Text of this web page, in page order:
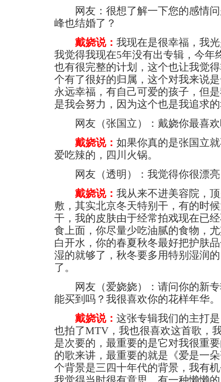
网友：很想了解一下您的感情问
峰也结婚了？
戴娆说： 我现在是很幸福，我
我觉得我现在5年没有出专辑，今年
也有很完整的计划，这个也让我觉
个有了很好的归属，这个对我来说
永远幸福，有自己可爱的孩子，但
是我会努力，因为这个也是我追求
网友（张国立）：戴娆你最喜欢
戴娆说： 如果你真的是张国立
爱吃辣的，四川火锅。
网友（透明）：我觉得你很漂亮
戴娆说： 我从来不进美容院，
敷，其实北京冬天特别干，有的时
干，我的皮肤由于经常拍戏现在已
食上面，你尽量少吃油腻的食物，
白开水，你的春夏秋冬最好把护肤
湿的就够了，秋冬要多用特别湿润
了。
网友（爱娆娆）：请问你的新专
能买到吗？我很喜欢你的花样年华。
戴娆说： 这张专辑我们的主打
也拍了MTV，我也很喜欢这首歌，
是次要的，最重要的是它对我很重
的歌来讲，最重要的就是《爱是一
个背景是三四十年代的背景，我有